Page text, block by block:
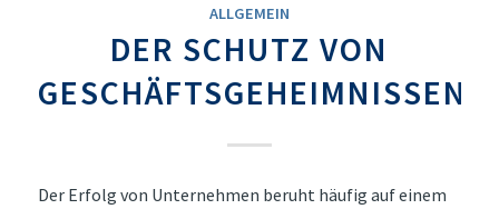
ALLGEMEIN
DER SCHUTZ VON
GESCHÄFTSGEHEIMNISSEN
Der Erfolg von Unternehmen beruht häufig auf einem